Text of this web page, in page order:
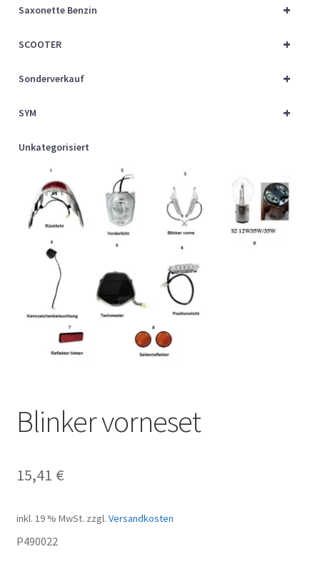
+
Saxonette Benzin
+
SCOOTER
+
Sonderverkauf
+
SYM
Unkategorisiert
Blinker vorneset
15,41 €
inkl. 19 % MwSt. zzgl. Versandkosten
P490022